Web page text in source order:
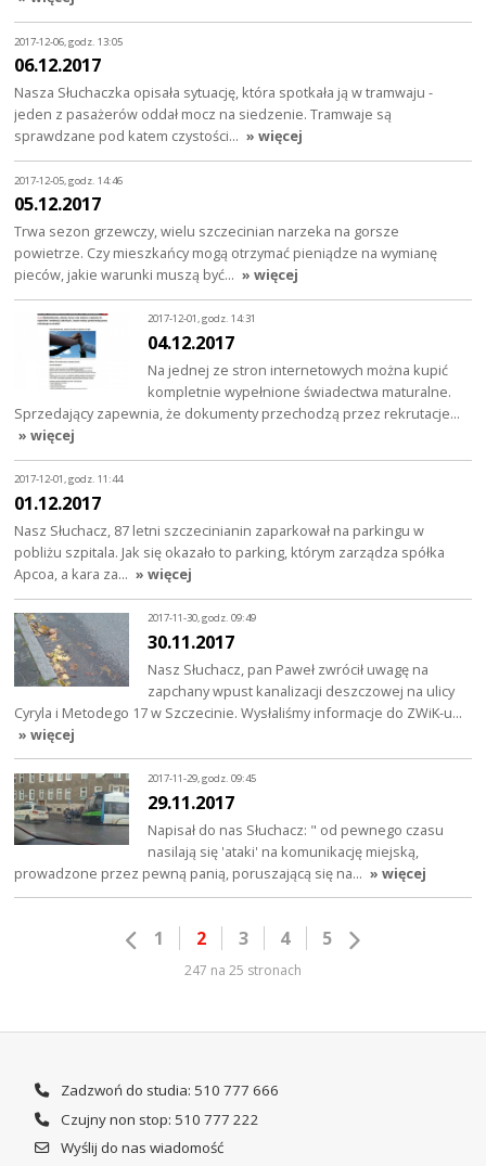
2017-12-06, godz. 13:05
06.12.2017
Nasza Słuchaczka opisała sytuację, która spotkała ją w tramwaju -
jeden z pasażerów oddał mocz na siedzenie. Tramwaje są
sprawdzane pod katem czystości… » więcej
2017-12-05, godz. 14:46
05.12.2017
Trwa sezon grzewczy, wielu szczecinian narzeka na gorsze
powietrze. Czy mieszkańcy mogą otrzymać pieniądze na wymianę
pieców, jakie warunki muszą być… » więcej
2017-12-01, godz. 14:31
04.12.2017
Na jednej ze stron internetowych można kupić
kompletnie wypełnione świadectwa maturalne.
Sprzedający zapewnia, że dokumenty przechodzą przez rekrutacje…
» więcej
2017-12-01, godz. 11:44
01.12.2017
Nasz Słuchacz, 87 letni szczecinianin zaparkował na parkingu w
pobliżu szpitala. Jak się okazało to parking, którym zarządza spółka
Apcoa, a kara za… » więcej
2017-11-30, godz. 09:49
30.11.2017
Nasz Słuchacz, pan Paweł zwrócił uwagę na
zapchany wpust kanalizacji deszczowej na ulicy
Cyryla i Metodego 17 w Szczecinie. Wysłaliśmy informacje do ZWiK-u…
» więcej
2017-11-29, godz. 09:45
29.11.2017
Napisał do nas Słuchacz: " od pewnego czasu
nasilają się 'ataki' na komunikację miejską,
prowadzone przez pewną panią, poruszającą się na… » więcej
1 2 3 4 5
247 na 25 stronach
Zadzwoń do studia: 510 777 666
Czujny non stop: 510 777 222
Wyślij do nas wiadomość